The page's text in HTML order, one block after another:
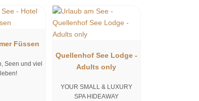
Füssen
Seen und viel
Quellenhof See Lodge -
Adults only
YOUR SMALL & LUXURY
SPA HIDEAWAY